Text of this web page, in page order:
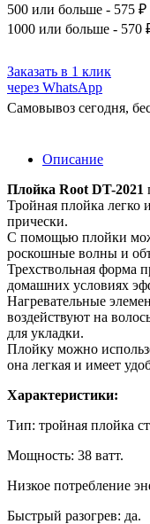
500 или больше - 575 ₽
1000 или больше - 570
Заказать в 1 клик
через WhatsApp
Самовывоз сегодня,
Описание
Плойка Root DT-2021
Тройная плойка легко
прически.
С помощью плойки
роскошные волны и
Трехствольная форма
домашних условиях
Нагревательные
воздействуют на
для укладки.
Плойку можно
она легкая и имеет
Характеристики:
Тип: тройная плойка
Мощность: 38 ватт.
Низкое потребление
Быстрый разогрев: да.